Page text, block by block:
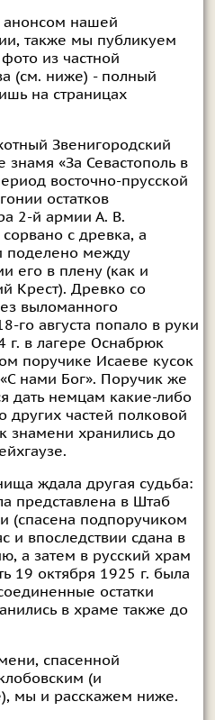
анонсом нашей
также мы публикуем
из частной
(см. ниже) - полный
на страницах
Звенигородский
знамя «За Севастополь в
восточно-прусской
остатков
2-й армии А. В.
с древка, а
поделено между
его в плену (как и
Крест). Древко со
выломанного
го августа попало в руки
г. в лагере Оснабрюк
поручике Исаеве кусок
нами Бог». Поручик же
дать немцам какие-либо
других частей полковой
знамени хранились до
ждала другая судьба:
представлена в Штаб
(спасена подпоручиком
и впоследствии сдана в
а затем в русский храм
19 октября 1925 г. была
остатки
в храме также до
спасенной
(и
мы и расскажем ниже.